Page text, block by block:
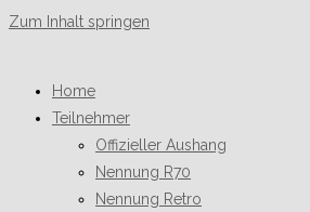
Zum Inhalt springen
Home
Teilnehmer
Offizieller Aushang
Nennung R70
Nennung Retro